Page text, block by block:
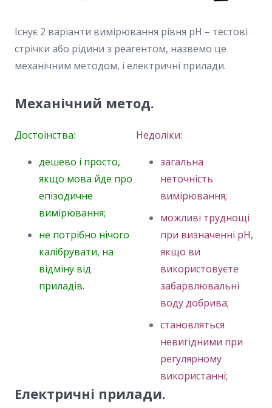
Існує 2 варіанти вимірювання рівня pH – тестові
стрічки або рідини з реагентом, назвемо це
механічним методом, і електричні прилади.
Механічний метод.
Достоїнства:
дешево і просто,
якщо мова йде про
епізодичне
вимірювання;
не потрібно нічого
калібрувати, на
відміну від
приладів.
Недоліки:
загальна
неточність
вимірювання;
можливі труднощі
при визначенні pH,
якщо ви
використовуєте
забарвлювальні
воду добрива;
становляться
невигідними при
регулярному
використанні;
Електричні прилади.